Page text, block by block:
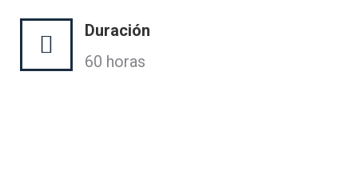
Duración
60 horas